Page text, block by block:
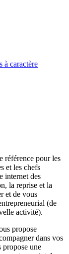
à caractère
référence pour les
et les chefs
internet des
la reprise et la
et de vous
(de
activité).
propose
dans vos
une